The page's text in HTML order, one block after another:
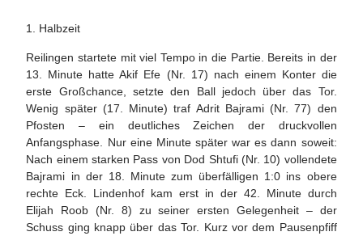
1. Halbzeit
Reilingen startete mit viel Tempo in die Partie. Bereits in der
13. Minute hatte Akif Efe (Nr. 17) nach einem Konter die
erste Großchance, setzte den Ball jedoch über das Tor.
Wenig später (17. Minute) traf Adrit Bajrami (Nr. 77) den
Pfosten – ein deutliches Zeichen der druckvollen
Anfangsphase. Nur eine Minute später war es dann soweit:
Nach einem starken Pass von Dod Shtufi (Nr. 10) vollendete
Bajrami in der 18. Minute zum überfälligen 1:0 ins obere
rechte Eck. Lindenhof kam erst in der 42. Minute durch
Elijah Roob (Nr. 8) zu seiner ersten Gelegenheit – der
Schuss ging knapp über das Tor. Kurz vor dem Pausenpfiff